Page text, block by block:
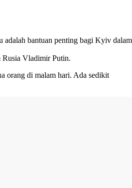
adalah bantuan penting bagi Kyiv dalam
Rusia Vladimir Putin.
orang di malam hari. Ada sedikit